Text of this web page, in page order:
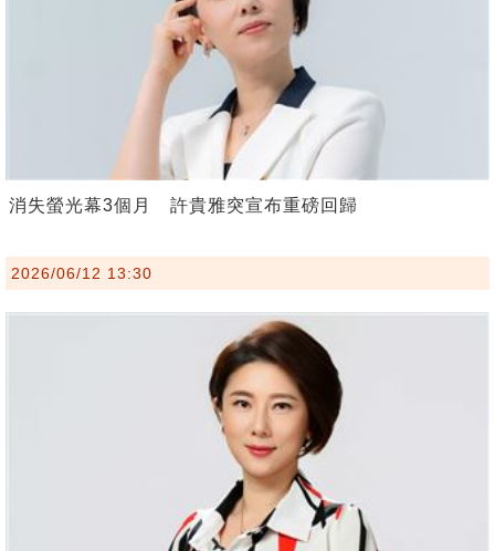
消失螢光幕3個月 許貴雅突宣布重磅回歸
2026/06/12 13:30